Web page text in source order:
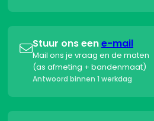
Stuur ons eene-mail
Mail ons je vraag en de maten
(as afmeting + bandenmaat)
Antwoord binnen 1 werkdag